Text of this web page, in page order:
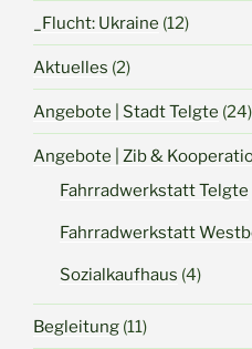
_Flucht: Ukraine (12)
Aktuelles (2)
Angebote | Stadt Telgte (24)
Angebote | Zib &
Fahrradwerkstatt Telgte
Fahrradwerkstatt
Sozialkaufhaus (4)
Begleitung (11)